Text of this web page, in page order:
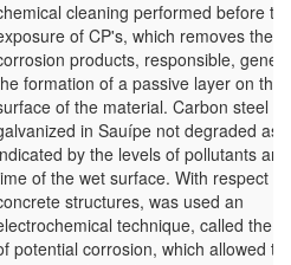
cleaning performed before
of CP's, which removes the
products, responsible,
formation of a passive layer on the
of the material. Carbon steel
in Sauípe not degraded as
by the levels of pollutants
of the wet surface. With respect to
structures, was used an
technique, called the
potential corrosion, which allowed